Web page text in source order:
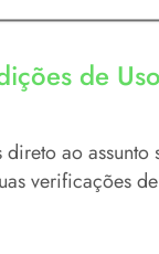
de Uso
direto ao
verificações